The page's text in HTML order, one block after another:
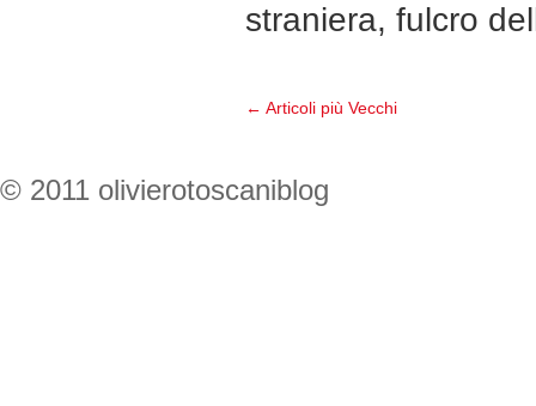
straniera, fulcro
← Articoli più Vecchi
© 2011 olivierotoscaniblog